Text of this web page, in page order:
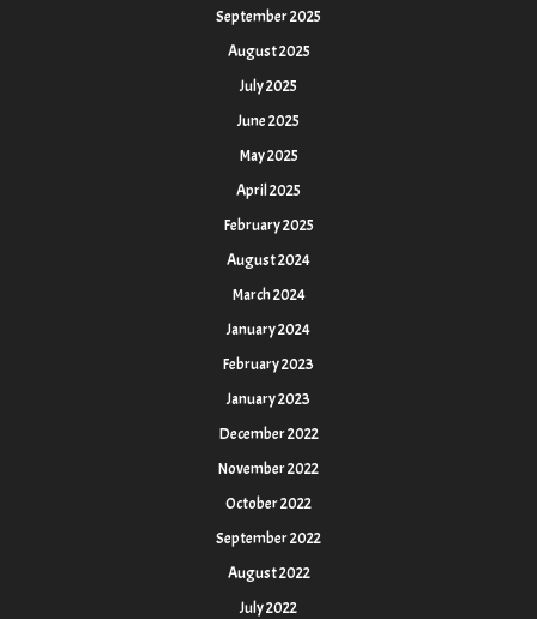
September 2025
August 2025
July 2025
June 2025
May 2025
April 2025
February 2025
August 2024
March 2024
January 2024
February 2023
January 2023
December 2022
November 2022
October 2022
September 2022
August 2022
July 2022